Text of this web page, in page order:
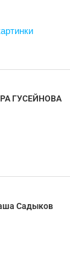
ГУСЕЙНОВА
Садыков